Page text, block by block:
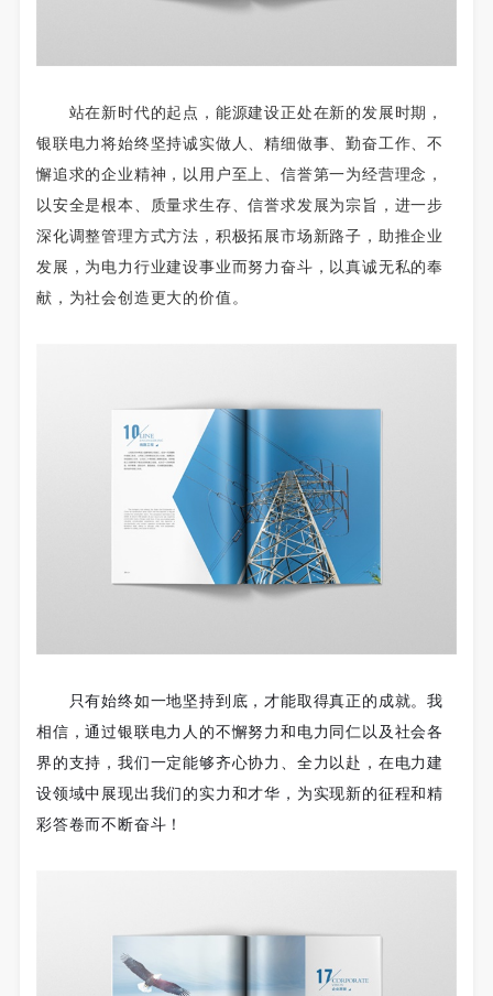
站在新时代的起点，能源建设正处在新的发展时期，
银联电力将始终坚持诚实做人、精细做事、勤奋工作、不
懈追求的企业精神，以用户至上、信誉第一为经营理念，
以安全是根本、质量求生存、信誉求发展为宗旨，进一步
深化调整管理方式方法，积极拓展市场新路子，助推企业
发展，为电力行业建设事业而努力奋斗，以真诚无私的奉
献，为社会创造更大的价值。
只有始终如一地坚持到底，才能取得真正的成就。我
相信，通过银联电力人的不懈努力和电力同仁以及社会各
界的支持，我们一定能够齐心协力、全力以赴，在电力建
设领域中展现出我们的实力和才华，为实现新的征程和精
彩答卷而不断奋斗！